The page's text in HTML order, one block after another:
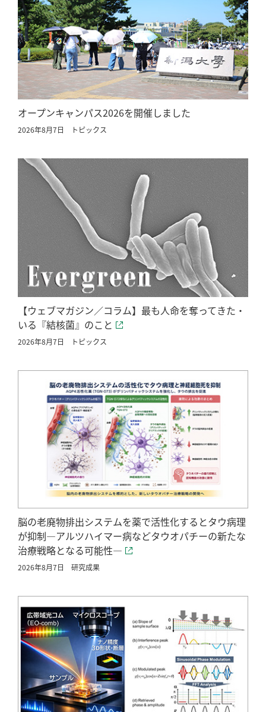
オープンキャンパス2026を開催しました
2026年8月7日 トピックス
【ウェブマガジン／コラム】最も人命を奪ってきた・
いる『結核菌』のこと
2026年8月7日 トピックス
脳の老廃物排出システムを薬で活性化するとタウ病理
が抑制―アルツハイマー病などタウオパチーの新たな
治療戦略となる可能性―
2026年8月7日 研究成果